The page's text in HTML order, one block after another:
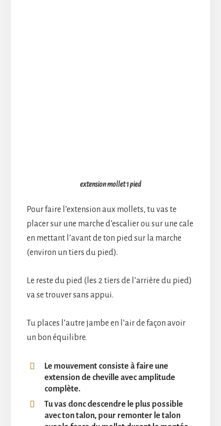
extension mollet 1 pied
Pour faire l’extension aux mollets, tu vas te
placer sur une marche d’escalier ou sur une cale
en mettant l’avant de ton pied sur la marche
(environ un tiers du pied).
Le reste du pied (les 2 tiers de l’arrière du pied)
va se trouver sans appui.
Tu places l’autre jambe en l’air de façon avoir
un bon équilibre.
Le mouvement consiste à faire une
extension de cheville avec amplitude
complète.
Tu vas donc descendre le plus possible
avec ton talon, pour remonter le talon